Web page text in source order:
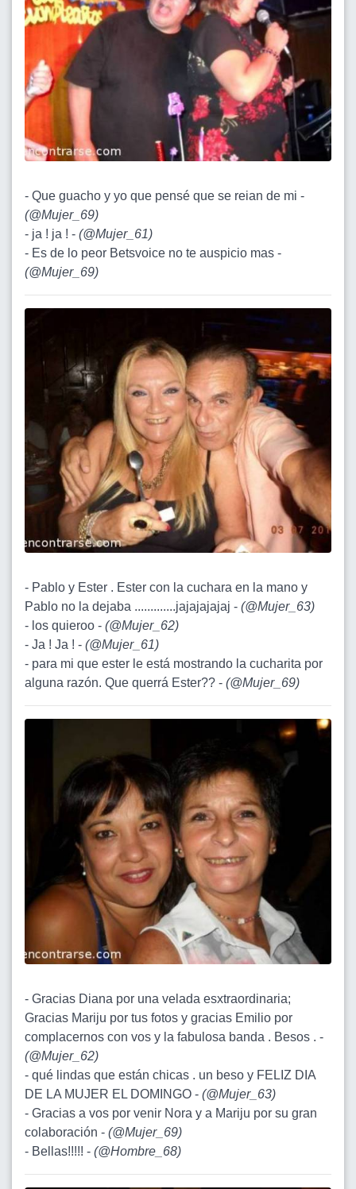
- Que guacho y yo que pensé que se reian de mi -
(@Mujer_69)
- ja ! ja ! - (@Mujer_61)
- Es de lo peor Betsvoice no te auspicio mas -
(@Mujer_69)
- Pablo y Ester . Ester con la cuchara en la mano y
Pablo no la dejaba .............jajajajajaj - (@Mujer_63)
- los quieroo - (@Mujer_62)
- Ja ! Ja ! - (@Mujer_61)
- para mi que ester le está mostrando la cucharita por
alguna razón. Que querrá Ester?? - (@Mujer_69)
- Gracias Diana por una velada esxtraordinaria;
Gracias Mariju por tus fotos y gracias Emilio por
complacernos con vos y la fabulosa banda . Besos . -
(@Mujer_62)
- qué lindas que están chicas . un beso y FELIZ DIA
DE LA MUJER EL DOMINGO - (@Mujer_63)
- Gracias a vos por venir Nora y a Mariju por su gran
colaboración - (@Mujer_69)
- Bellas!!!!! - (@Hombre_68)